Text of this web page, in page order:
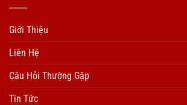
Giới Thiệu
Liên Hệ
Câu Hỏi Thường Gặp
Tin Tức